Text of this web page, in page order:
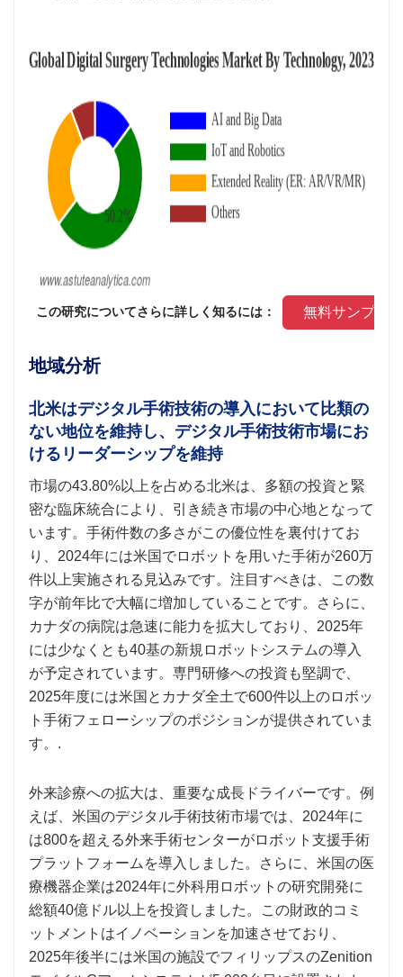
この研究についてさらに詳しく知るには： 無料サンプル
地域分析
北米はデジタル手術技術の導入において比類の
ない地位を維持し、デジタル手術技術市場にお
けるリーダーシップを維持
市場の43.80%以上を占める北米は、多額の投資と緊
密な臨床統合により、引き続き市場の中心地となって
います。手術件数の多さがこの優位性を裏付けてお
り、2024年には米国でロボットを用いた手術が260​​万
件以上実施される見込みです。注目すべきは、この数
字が前年比で大幅に増加していることです。さらに、
カナダの病院は急速に能力を拡大しており、2025年
には少なくとも40基の新規ロボットシステムの導入
が予定されています。専門研修への投資も堅調で、
2025年度には米国とカナダ全土で600件以上のロボッ
ト手術フェローシップのポジションが提供されていま
す。.
外来診療への拡大は、重要な成長ドライバーです。例
えば、米国のデジタル手術技術市場では、2024年に
は800を超える外来手術センターがロボット支援手術
プラットフォームを導入しました。さらに、米国の医
療機器企業は2024年に外科用ロボットの研究開発に
総額40億ドル以上を投資しました。この財政的コミ
ットメントはイノベーションを加速させており、
2025年後半には米国の施設でフィリップスのZenition